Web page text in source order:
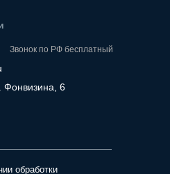
Фонвизина, 6
обработки
Звонок по РФ бесплатный